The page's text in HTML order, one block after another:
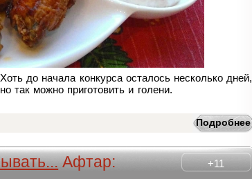
до начала конкурса осталось несколько дней,
так можно приготовить и голени.
Подробнее
+11
Афтар: